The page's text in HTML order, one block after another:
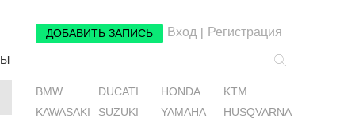
ДОБАВИТЬ ЗАПИСЬ Вход | Регистрация
BMW DUCATI HONDA
KTM
KAWASAKI
SUZUKI YAMAHA
HUSQVARNA